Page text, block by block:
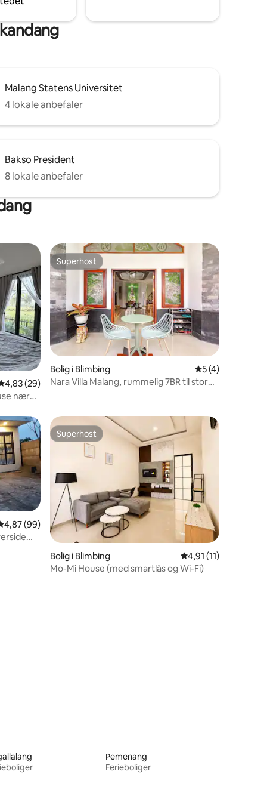
Malang Statens Universitet
4 lokale anbefaler
Bakso President
8 lokale anbefaler
omtaler
ud af 5 i gennemsnitlig bedømmelse, 29 omtaler
4,83 (29)
nær
Superhost
Superhost
Bolig i Blimbing 5 ud af 5 i
5 (4)
Nara Villa Malang, rummelig 7BR til store
ud af 5 i gennemsnitlig bedømmelse, 99 omtaler
4,87 (99)
Superhost
Superhost
Bolig i Blimbing 4,91 ud af 5 i
4,91 (11)
Mo-Mi House (med smartlås og Wi-Fi)
Pemenang
Ferieboliger